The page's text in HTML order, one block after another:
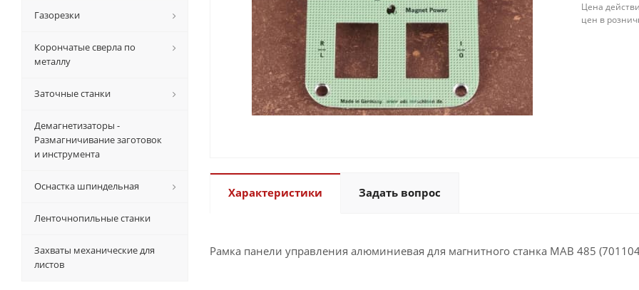
Цена
цен в
Характеристики Задать вопрос
Рамка панели управления алюминиевая для магнитного станка MAB 485
Газорезки
Корончатые сверла по
металлу
Заточные станки
Демагнетизаторы -
Размагничивание заготовок
и инструмента
Оснастка шпиндельная
Ленточнопильные станки
Захваты механические для
листов